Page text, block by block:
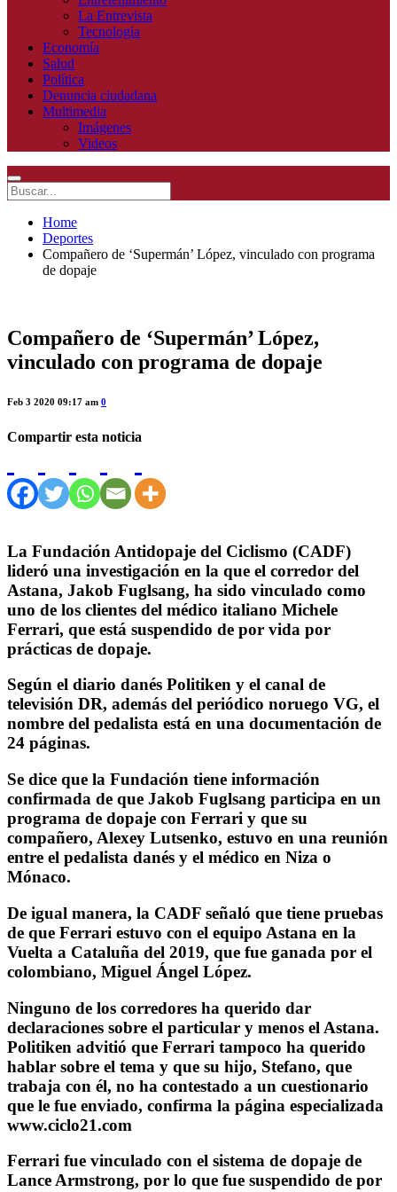
La Entrevista
Tecnologia
Economía
Salud
Política
Denuncia ciudadana
Multimedia
Imágenes
Videos
Home
Deportes
Compañero de ‘Supermán’ López, vinculado con programa
de dopaje
Compañero de ‘Supermán’ López,
vinculado con programa de dopaje
Feb 3 2020 09:17 am 0
Compartir esta noticia
La Fundación Antidopaje del Ciclismo (CADF)
lideró una investigación en la que el corredor del
Astana, Jakob Fuglsang, ha sido vinculado como
uno de los clientes del médico italiano Michele
Ferrari, que está suspendido de por vida por
prácticas de dopaje.
Según el diario danés Politiken y el canal de
televisión DR, además del periódico noruego VG, el
nombre del pedalista está en una documentación de
24 páginas.
Se dice que la Fundación tiene información
confirmada de que Jakob Fuglsang participa en un
programa de dopaje con Ferrari y que su
compañero, Alexey Lutsenko, estuvo en una reunión
entre el pedalista danés y el médico en Niza o
Mónaco.
De igual manera, la CADF señaló que tiene pruebas
de que Ferrari estuvo con el equipo Astana en la
Vuelta a Cataluña del 2019, que fue ganada por el
colombiano, Miguel Ángel López.
Ninguno de los corredores ha querido dar
declaraciones sobre el particular y menos el Astana.
Politiken advitió que Ferrari tampoco ha querido
hablar sobre el tema y que su hijo, Stefano, que
trabaja con él, no ha contestado a un cuestionario
que le fue enviado, confirma la página especializada
www.ciclo21.com
Ferrari fue vinculado con el sistema de dopaje de
Lance Armstrong, por lo que fue suspendido de por